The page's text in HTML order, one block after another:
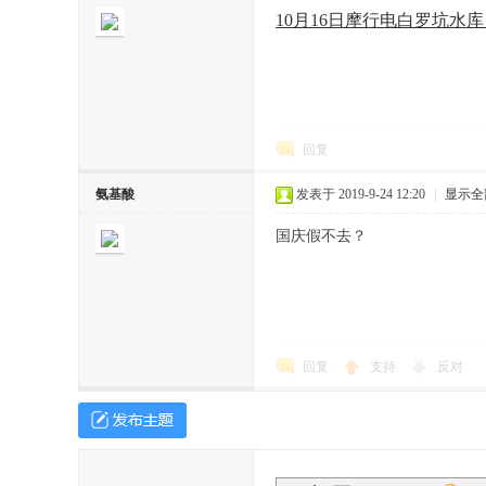
10月16日摩行电白罗坑水
回复
氨基酸 发表于 2019-9-24 12:20 显示
国庆假不去？
回复 支持 反对